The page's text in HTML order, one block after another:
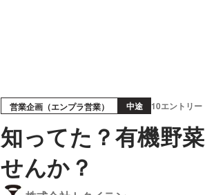
営業企画（エンプラ営業） 中途 10エントリー
知ってた？有機野
せんか？